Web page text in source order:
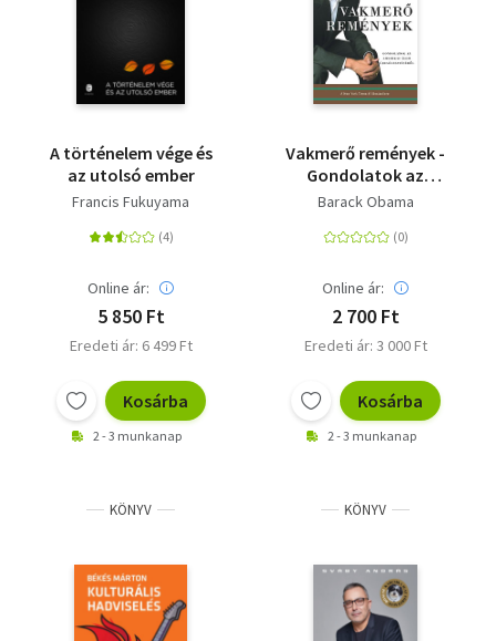
A történelem vége és
az utolsó ember
Francis Fukuyama
Online ár:
5 850 Ft
Eredeti ár: 6 499 Ft
Kosárba
2 - 3 munkanap
Vakmerő remények -
Gondolatok az
amerikai álom
Barack Obama
Online ár:
2 700 Ft
Eredeti ár: 3 000 Ft
Kosárba
2 - 3 munkanap
KÖNYV KÖNYV